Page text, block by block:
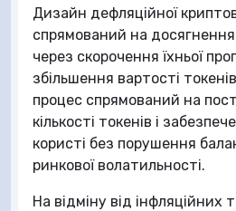
Дизайн дефляційної
спрямований на
через скорочення їхньої
збільшення вартості
процес спрямований на
кількості токенів і
користі без порушення
ринкової волатильності.
На відміну від інфляційних